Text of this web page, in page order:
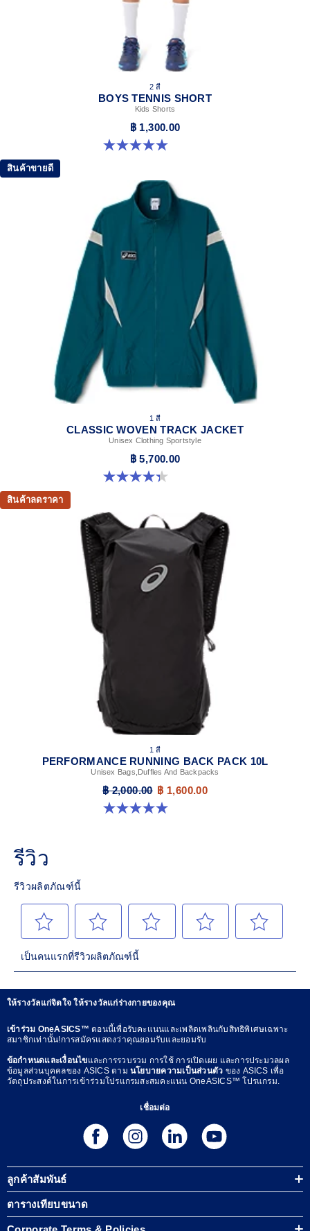
2 สี
BOYS TENNIS SHORT
Kids Shorts
฿ 1,300.00
5.0 จาก 5 ดาว 9 รีวิว
สินค้าขายดี
1 สี
CLASSIC WOVEN TRACK JACKET
Unisex Clothing Sportstyle
฿ 5,700.00
4.3 จาก 5 ดาว 3 รีวิว
สินค้าลดราคา
1 สี
PERFORMANCE RUNNING BACK PACK 10L
Unisex Bags,Duffles And Backpacks
฿ 2,000.00 ฿ 1,600.00
5.0 จาก 5 ดาว 1 รีวิว
ให้รางวัลแก่จิตใจ ให้รางวัลแก่ร่างกายของคุณ
เข้าร่วม OneASICS™ตอนนี้เพื่อรับคะแนนและเพลิดเพลินกับสิทธิพิเศษเฉพาะ
สมาชิกเท่านั้น!การสมัครแสดงว่าคุณยอมรับและยอมรับ
ข้อกำหนดและเงื่อนไขและการรวบรวม การใช้ การเปิดเผย และการประมวลผล
ข้อมูลส่วนบุคคลของ ASICS ตาม นโยบายความเป็นส่วนตัว ของ ASICS เพื่อ
วัตถุประสงค์ในการเข้าร่วมโปรแกรมสะสมคะแนน OneASICS™ โปรแกรม.
เชื่อมต่อ
ลูกค้าสัมพันธ์
ตารางเทียบขนาด